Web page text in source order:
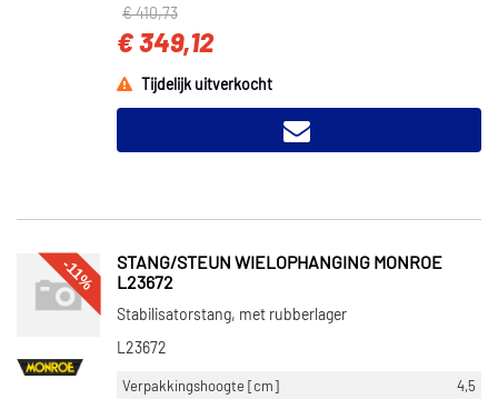
€ 410,73
€ 349,12
Tijdelijk uitverkocht
-11%
STANG/STEUN WIELOPHANGING MONROE
L23672
Stabilisatorstang, met rubberlager
L23672
Verpakkingshoogte [cm]
4,5